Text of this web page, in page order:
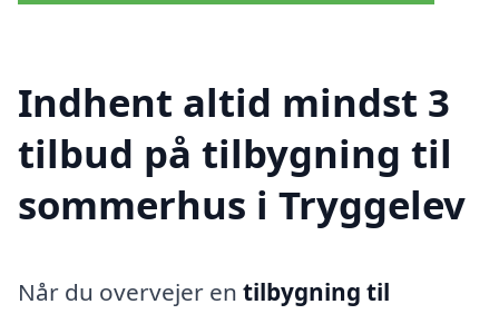
Indhent altid mindst 3
tilbud på tilbygning til
sommerhus i Tryggelev
Når du overvejer en tilbygning til